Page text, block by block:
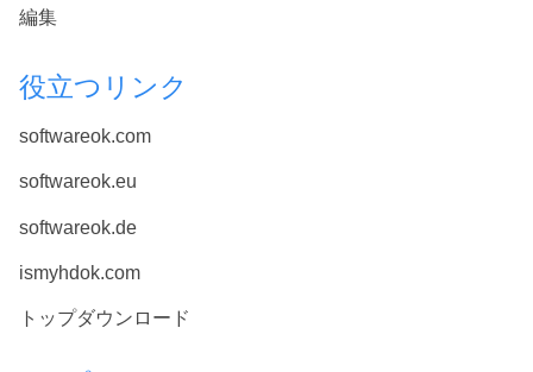
編集
役立つリンク
softwareok.com
softwareok.eu
softwareok.de
ismyhdok.com
トップダウンロード